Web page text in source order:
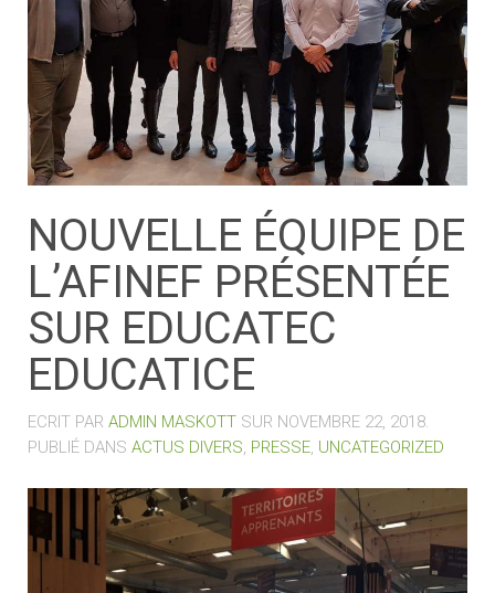
NOUVELLE ÉQUIPE DE
L’AFINEF PRÉSENTÉE
SUR EDUCATEC
EDUCATICE
ECRIT PAR ADMIN MASKOTT SUR NOVEMBRE 22, 2018.
PUBLIÉ DANS ACTUS DIVERS, PRESSE, UNCATEGORIZED